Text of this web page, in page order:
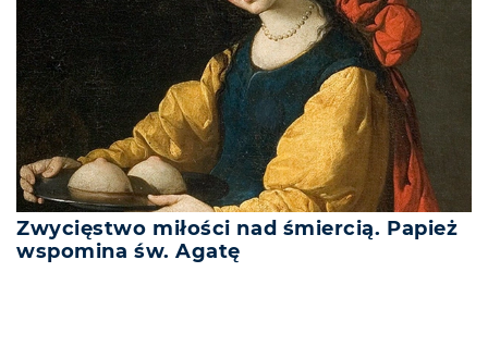
Zwycięstwo miłości nad śmiercią. Papież
wspomina św. Agatę